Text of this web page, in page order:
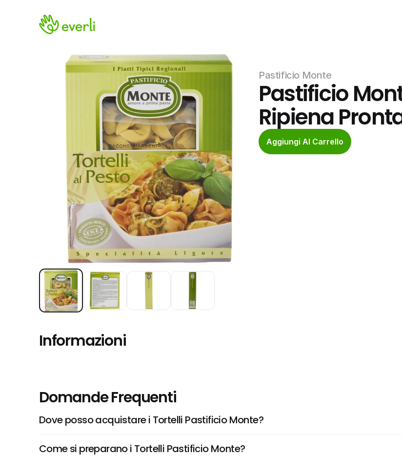
Pastificio Monte
Pastificio
Ripiena
Aggiungi Al Carrello
Informazioni
Domande Frequenti
Dove posso acquistare i Tortelli Pastificio Monte?
Come si preparano i Tortelli Pastificio Monte?